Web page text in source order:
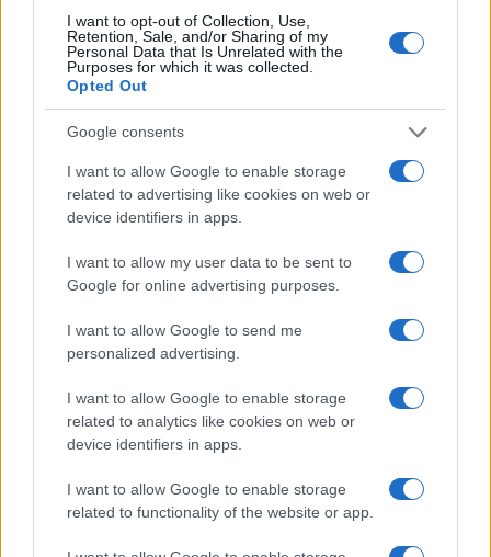
I want to opt-out of Collection, Use,
Retention, Sale, and/or Sharing of my
Personal Data that Is Unrelated with the
Purposes for which it was collected.
Opted Out
Google consents
I want to allow Google to enable storage
related to advertising like cookies on web or
device identifiers in apps.
I want to allow my user data to be sent to
Google for online advertising purposes.
I want to allow Google to send me
personalized advertising.
I want to allow Google to enable storage
related to analytics like cookies on web or
device identifiers in apps.
I want to allow Google to enable storage
related to functionality of the website or app.
olandese e, dice lui, metterebbe a rischio persino
la libertà dei commerci. Ma viene francamente da
ridere a pensare che l’Aia rinunci al proprio
competitivo livello di tassazione sulle società.
Pure qui, il governatore non ha alcunché da
offrire.
Egli non ha alcunché da offrire ed è il primo a
rendersene conto:
“Siamo realistici: questo richiederà tempo. Anche con
le giuste politiche in atto, Paesi come la Grecia e
per arrivare dove devono essere. Nei prossimi anni i
loro livelli di debito pubblico saranno ancora troppo